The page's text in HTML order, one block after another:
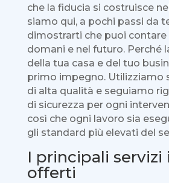
che la fiducia si costruisce
siamo qui, a pochi passi da
dimostrarti che puoi contare
domani e nel futuro. Perché
della tua casa e del tuo
primo impegno. Utilizziamo
di alta qualità e seguiamo
di sicurezza per ogni
così che ogni lavoro sia
gli standard più elevati del
I principali servizi
offerti